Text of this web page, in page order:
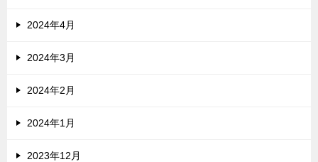
2024年4月
2024年3月
2024年2月
2024年1月
2023年12月